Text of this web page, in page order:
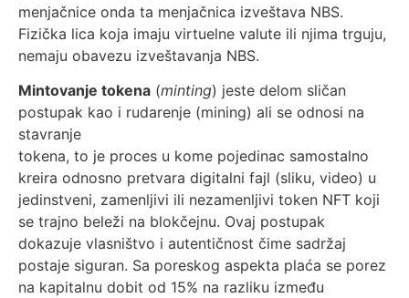
menjačnice onda ta menjačnica izveštava NBS.
Fizička lica koja imaju virtuelne valute ili njima trguju,
nemaju obavezu izveštavanja NBS.
Mintovanje tokena (minting) jeste delom sličan
postupak kao i rudarenje (mining) ali se odnosi na
stavranje
tokena, to je proces u kome pojedinac samostalno
kreira odnosno pretvara digitalni fajl (sliku, video) u
jedinstveni, zamenljivi ili nezamenljivi token NFT koji
se trajno beleži na blokčejnu. Ovaj postupak
dokazuje vlasništvo i autentičnost čime sadržaj
postaje siguran. Sa poreskog aspekta plaća se porez
na kapitalnu dobit od 15% na razliku između